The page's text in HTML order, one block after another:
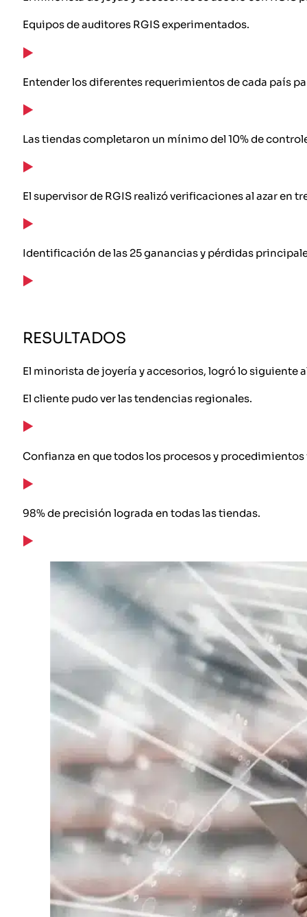
Equipos de auditores RGIS experimentados.
Entender los diferentes requerimientos de cada país
Las tiendas completaron un mínimo del 10% de
El supervisor de RGIS realizó verificaciones al azar en
Identificación de las 25 ganancias y pérdidas
RESULTADOS
El minorista de joyería y accesorios, logró lo siguiente
El cliente pudo ver las tendencias regionales.
Confianza en que todos los procesos y
98% de precisión lograda en todas las tiendas.